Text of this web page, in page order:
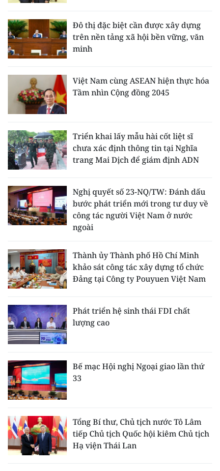
Đô thị đặc biệt cần được xây dựng
trên nền tảng xã hội bền vững, văn
minh
Việt Nam cùng ASEAN hiện thực hóa
Tầm nhìn Cộng đồng 2045
Triển khai lấy mẫu hài cốt liệt sĩ
chưa xác định thông tin tại Nghĩa
trang Mai Dịch để giám định ADN
Nghị quyết số 23-NQ/TW: Đánh dấu
bước phát triển mới trong tư duy về
công tác người Việt Nam ở nước
ngoài
Thành ủy Thành phố Hồ Chí Minh
khảo sát công tác xây dựng tổ chức
Đảng tại Công ty Pouyuen Việt Nam
Phát triển hệ sinh thái FDI chất
lượng cao
Bế mạc Hội nghị Ngoại giao lần thứ
33
Tổng Bí thư, Chủ tịch nước Tô Lâm
tiếp Chủ tịch Quốc hội kiêm Chủ tịch
Hạ viện Thái Lan